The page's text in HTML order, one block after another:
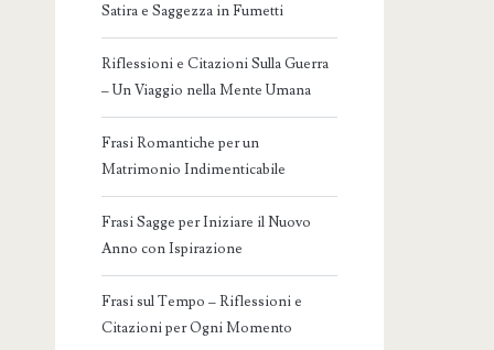
Satira e Saggezza in Fumetti
Riflessioni e Citazioni Sulla Guerra
– Un Viaggio nella Mente Umana
Frasi Romantiche per un
Matrimonio Indimenticabile
Frasi Sagge per Iniziare il Nuovo
Anno con Ispirazione
Frasi sul Tempo – Riflessioni e
Citazioni per Ogni Momento